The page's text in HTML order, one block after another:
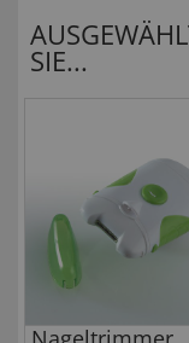
SIE...